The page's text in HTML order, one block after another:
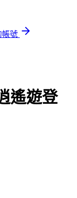
帳號
遙遊登